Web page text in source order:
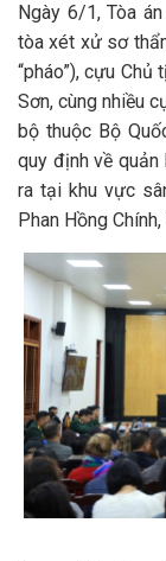
Ngày 6/1, Tòa
tòa xét xử sơ
“pháo”), cựu
Sơn, cùng nhiều
bộ thuộc Bộ
quy định về
ra tại khu vực
Phan Hồng